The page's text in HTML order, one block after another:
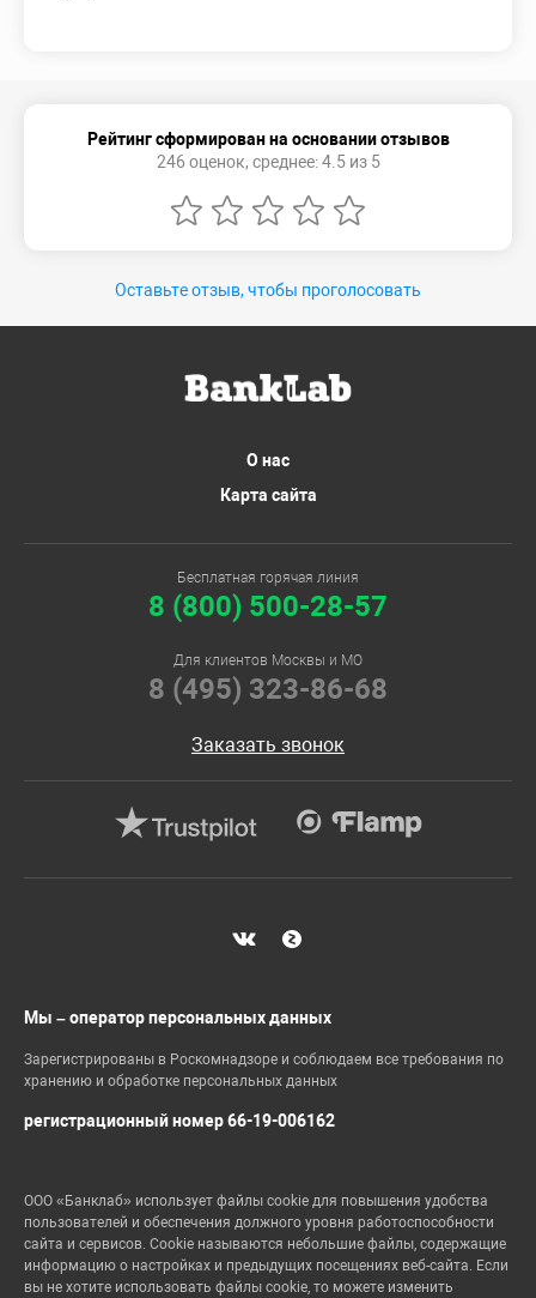
Рейтинг сформирован на основании отзывов
246 оценок, среднее: 4.5 из 5
Оставьте отзыв, чтобы проголосовать
О нас
Карта сайта
Бесплатная горячая линия
8 (800) 500-28-57
Для клиентов Москвы и МО
8 (495) 323-86-68
Заказать звонок
Мы – оператор персональных данных
Зарегистрированы в Роскомнадзоре и соблюдаем все требования по
хранению и обработке персональных данных
регистрационный номер 66-19-006162
ООО «Банклаб» использует файлы cookie для повышения удобства
пользователей и обеспечения должного уровня работоспособности
сайта и сервисов. Cookie называются небольшие файлы, содержащие
информацию о настройках и предыдущих посещениях веб-сайта. Если
вы не хотите использовать файлы cookie, то можете изменить